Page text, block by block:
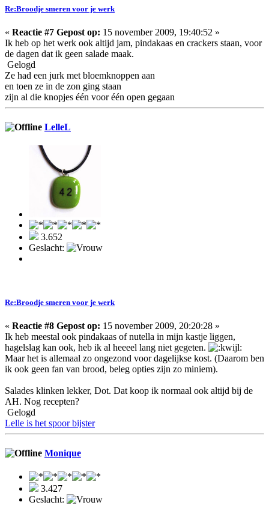
Re:Broodje smeren voor je werk
« Reactie #7 Gepost op: 15 november 2009, 19:40:52 »
Ik heb op het werk ook altijd jam, pindakaas en crackers staan, voor
de dagen dat ik geen salade maak.
Gelogd
Ze had een jurk met bloemknoppen aan
en toen ze in de zon ging staan
zijn al die knopjes één voor één open gegaan
LelleL
3.652
Geslacht:
Re:Broodje smeren voor je werk
« Reactie #8 Gepost op: 15 november 2009, 20:20:28 »
Ik heb meestal ook pindakaas of nutella in mijn kastje liggen,
hagelslag kan ook, heb ik al heeeel lang niet gegeten.
Maar het is allemaal zo ongezond voor dagelijkse kost. (Daarom ben
ik ook geen fan van brood, beleg opties zijn zo miniem).
Salades klinken lekker, Dot. Dat koop ik normaal ook altijd bij de
AH. Nog recepten?
Gelogd
Lelle is het spoor bijster
Monique
3.427
Geslacht: